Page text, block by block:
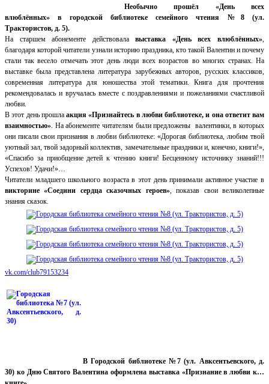
Необычно прошёл «День всех
влюблённых» в городской библиотеке семейного чтения №8 (ул.
Трактористов, д. 5).
На старшем абонементе действовалавыставка «День всех влюблённых»,
благодаря которой читатели узнали историю праздника, кто такой Валентин и почему
стали так весело отмечать этот день люди всех возрастов во многих странах. На
выставке была представлена литература зарубежных авторов, русских классиков,
современная литература для юношества этой тематики. Книга для прочтения
рекомендовалась и вручалась вместе с поздравлениями и пожеланиями счастливой
любви.
В этот день прошла акция «Признайтесь в любви библиотеке, и она ответит вам
взаимностью». На абонементе читателям были предложены валентинки, в которых
они писали свои признания в любви библиотеке: «Дорогая библиотека, любим твой
уютный зал, твой задорный коллектив, замечательные праздники и, конечно, книги!»,
«Спасибо за приобщение детей к чтению книги! Бесценному источнику знаний!!!
Успехов! Удачи!»…
Читатели младшего школьного возраста в этот день принимали активное участие в
викторине «Соедини сердца сказочных героев», показав свои великолепные
знания сказок.
vk.com/club79153234
В Городской библиотеке №7 (ул. Авксентьевского, д.
30) ко Дню Святого Валентина оформлена выставка «Признание в любви к…